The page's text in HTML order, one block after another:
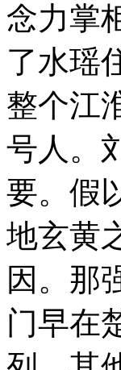
念力掌
了水瑶
整个江
号人。
要。假
地玄黄
因。那
门早在